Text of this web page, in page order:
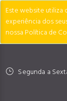
Este website utiliza
experiência dos
nossa Política de
Segunda a